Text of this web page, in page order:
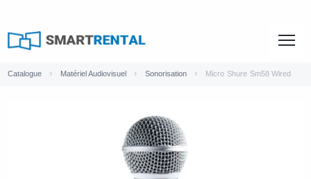
Catalogue Matériel Audiovisuel Sonorisation Micro Shure Sm58 Wired